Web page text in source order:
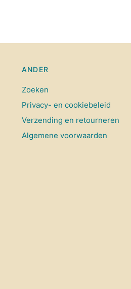
ANDER
Zoeken
Privacy- en cookiebeleid
Verzending en retourneren
Algemene voorwaarden